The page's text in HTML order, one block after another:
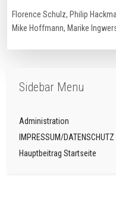
Florence Schulz, Philip
Mike Hoffmann, Marike
Sidebar Menu
Administration
IMPRESSUM/DATENSCHUTZ
Hauptbeitrag Startseite